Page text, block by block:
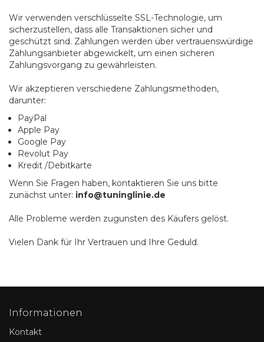
Wir verwenden verschlüsselte SSL-Technologie, um
sicherzustellen, dass alle Transaktionen sicher und
geschützt sind. Zahlungen werden über vertrauenswürdige
Zahlungsanbieter abgewickelt, um einen sicheren
Zahlungsvorgang zu gewährleisten.
Wir akzeptieren verschiedene Zahlungsmethoden,
darunter:
PayPal
Apple Pay
Google Pay
Revolut Pay
Kredit /Debitkarte
Wenn Sie Fragen haben, kontaktieren Sie uns bitte
zunächst unter: info@tuninglinie.de
Alle Probleme werden zugunsten des Käufers gelöst.
Vielen Dank für Ihr Vertrauen und Ihre Geduld.
Informationen
Kontakt